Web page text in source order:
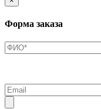
Форма заказа